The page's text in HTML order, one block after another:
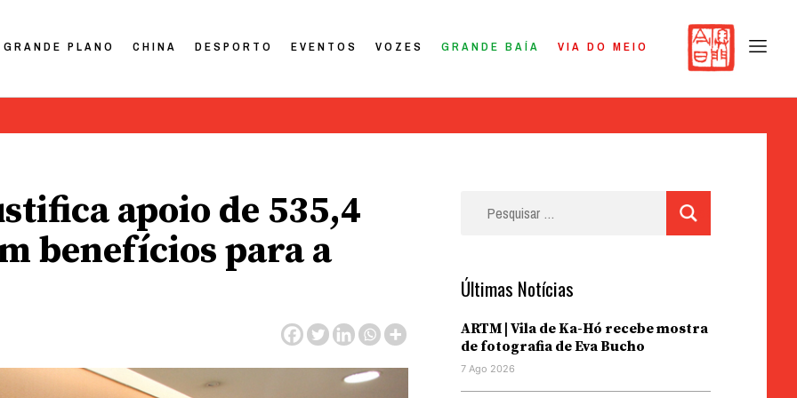
GRANDE PLANO CHINA DESPORTO EVENTOS VOZES GRANDE BAÍA VIA DO MEIO
apoio de 535,4
benefícios para a
Últimas Notícias
ARTM | Vila de Ka-Hó recebe mostra
de fotografia de Eva Bucho
7 Ago 2026